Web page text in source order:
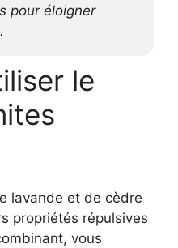
pour éloigner
le
lavande et de cèdre
propriétés répulsives
vous